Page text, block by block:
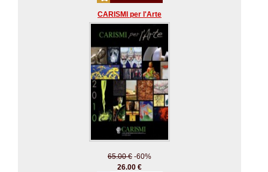
CARISMI per l'Arte
65.00 € -60%
26.00 €